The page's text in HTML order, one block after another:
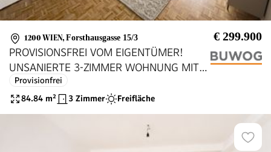
1200 WIEN, Forsthausgasse 15/3 € 299.900
PROVISIONSFREI VOM EIGENTÜMER!
UNSANIERTE 3-ZIMMER WOHNUNG MIT
WINTERGARTEN!
Provisionfrei
84.84 m² 3 Zimmer Freifläche